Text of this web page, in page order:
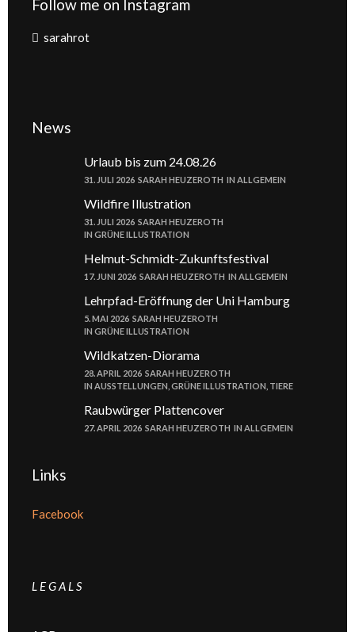
Follow me on Instagram
sarahrot
News
Urlaub bis zum 24.08.26
31. JULI 2026 SARAH HEUZEROTH IN ALLGEMEIN
Wildfire Illustration
31. JULI 2026 SARAH HEUZEROTH
IN GRÜNE ILLUSTRATION
Helmut-Schmidt-Zukunftsfestival
17. JUNI 2026 SARAH HEUZEROTH IN ALLGEMEIN
Lehrpfad-Eröffnung der Uni Hamburg
5. MAI 2026 SARAH HEUZEROTH
IN GRÜNE ILLUSTRATION
Wildkatzen-Diorama
28. APRIL 2026 SARAH HEUZEROTH
IN AUSSTELLUNGEN GRÜNE ILLUSTRATION TIERE
Raubwürger Plattencover
27. APRIL 2026 SARAH HEUZEROTH IN ALLGEMEIN
Links
Facebook
L E G A L S